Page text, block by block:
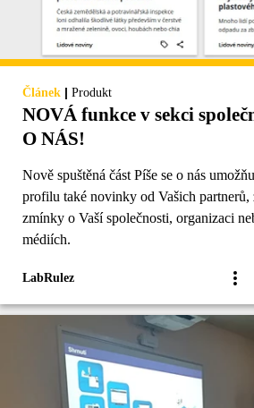
Článek | Produkt
NOVÁ funkce v sekci
O NÁS!
Nově spuštěná část Píše se o nás
profilu také novinky od Vašich partnerů,
zmínky o Vaší společnosti, organizaci
médiích.
LabRulez